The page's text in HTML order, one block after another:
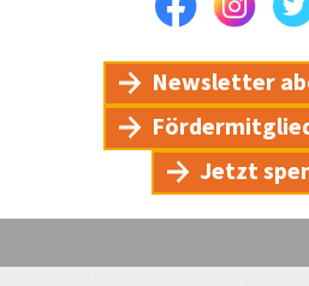
Facebook
Newsletter
Jetzt